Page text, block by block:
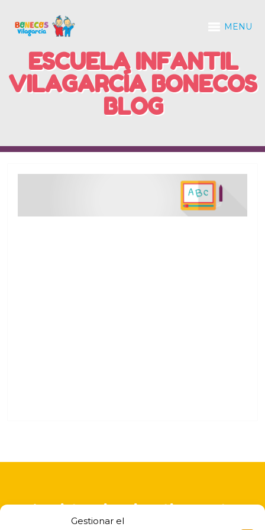
Gestionar el
MENU
ESCUELA INFANTIL
VILAGARCÍA BONECOS
BLOG
A asistencia educativa nesta